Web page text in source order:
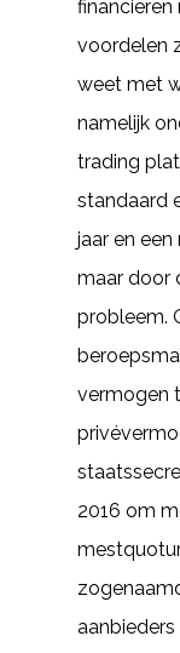
financieren
voordelen
weet met
namelijk
trading
standaard
jaar en
maar door
probleem.
vermogen
2016 om